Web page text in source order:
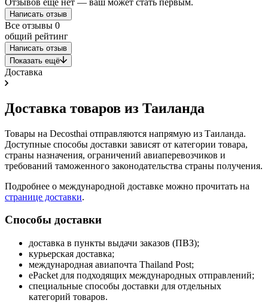
Написать отзыв
Все отзывы 0
общий рейтинг
Написать отзыв
Показать ещё
Доставка
Доставка товаров из Таиланда
Товары на Decosthai отправляются напрямую из Таиланда.
Доступные способы доставки зависят от категории товара,
страны назначения, ограничений авиаперевозчиков и
требований таможенного законодательства страны получения.
Подробнее о международной доставке можно прочитать на
странице доставки.
Способы доставки
доставка в пункты выдачи заказов (ПВЗ);
курьерская доставка;
международная авиапочта Thailand Post;
ePacket для подходящих международных отправлений;
специальные способы доставки для отдельных
категорий товаров.